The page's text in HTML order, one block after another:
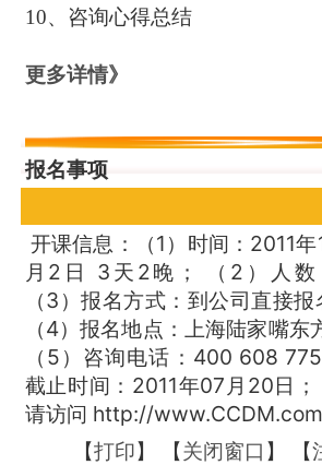
10、咨询心得总结
更多详情》
报名事项
开课信息：（1）时间：2011
月2日 3天2晚； （2）人数
（3）报名方式：到公司直接报
（4）报名地点：上海陆家嘴东
（5）咨询电话：400 608
截止时间：2011年07月20日
请访问 http://
【打印】 【关闭窗口 】 【